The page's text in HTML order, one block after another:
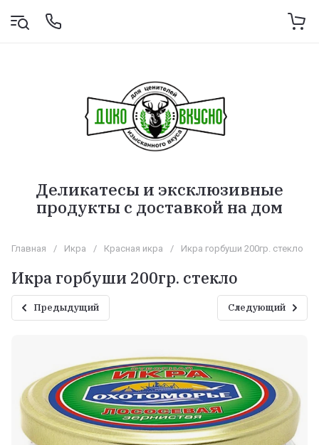
Деликатесы и эксклюзивные
продукты с доставкой на дом
Главная / Икра / Красная икра / Икра горбуши 200гр. стекло
Икра горбуши 200гр. стекло
Предыдущий Следующий